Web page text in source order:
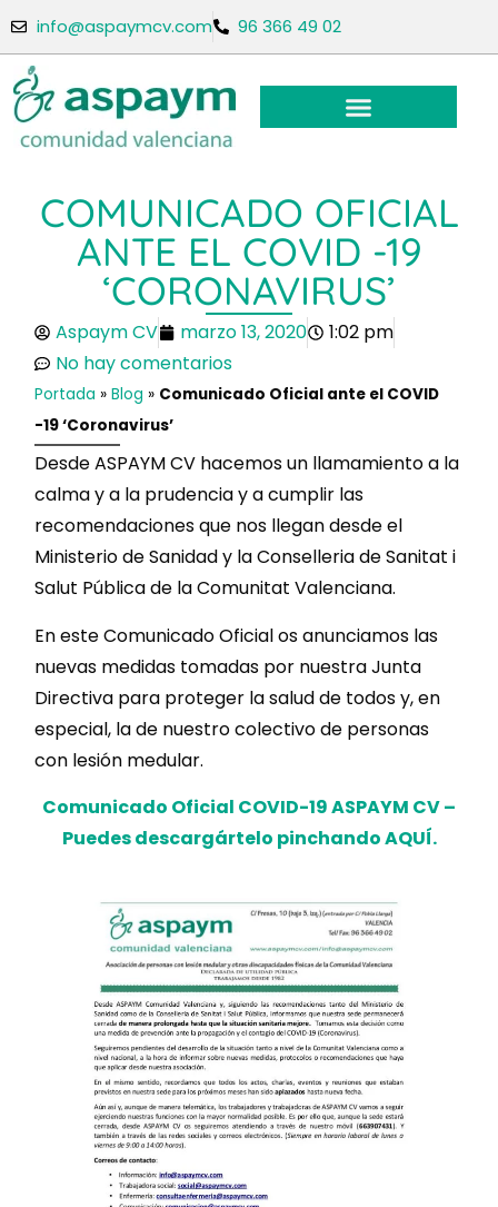
info@aspaymcv.com 96 366 49 02
COMUNICADO OFICIAL
ANTE EL COVID -19
‘CORONAVIRUS’
Aspaym CV marzo 13, 2020
1:02 pm
No hay comentarios
Portada »Blog » Comunicado Oficial ante el COVID
-19 ‘Coronavirus’
Desde ASPAYM CV hacemos un llamamiento a la
calma y a la prudencia y a cumplir las
recomendaciones que nos llegan desde el
Ministerio de Sanidad y la Conselleria de Sanitat i
Salut Pública de la Comunitat Valenciana.
En este Comunicado Oficial os anunciamos las
nuevas medidas tomadas por nuestra Junta
Directiva para proteger la salud de todos y, en
especial, la de nuestro colectivo de personas
con lesión medular.
Comunicado Oficial COVID-19 ASPAYM CV –
Puedes descargártelo pinchando AQUÍ.